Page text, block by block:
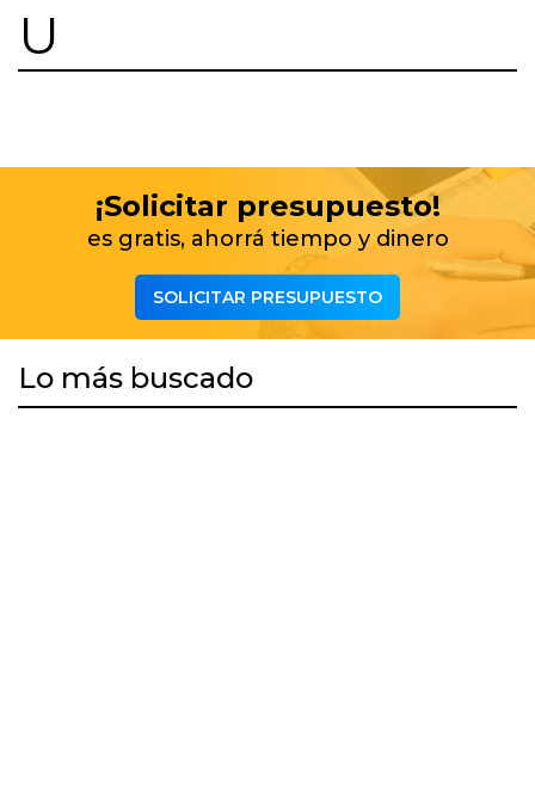
U
¡Solicitar presupuesto!
es gratis, ahorrá tiempo y dinero
SOLICITAR PRESUPUESTO
Lo más buscado